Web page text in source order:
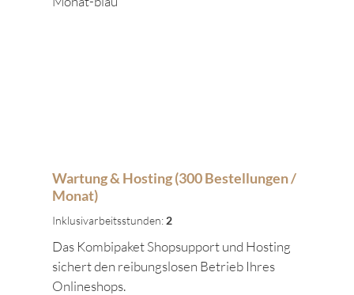
Wartung & Hosting (300 Bestellungen /
Monat)
Inklusivarbeitsstunden: 2
Das Kombipaket Shopsupport und Hosting
sichert den reibungslosen Betrieb Ihres
Onlineshops.